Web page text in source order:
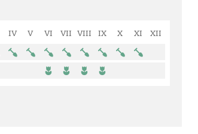
IV V VI VII VIII IX X XI XII